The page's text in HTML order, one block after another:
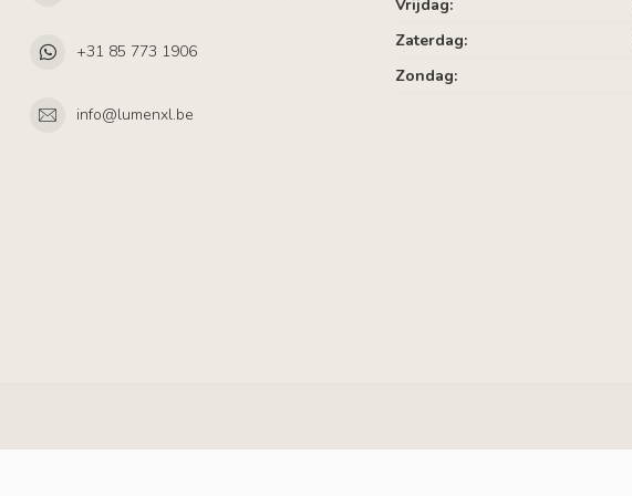
+31 85 773 1906
info@lumenxl.be
Vrijdag:
Zaterdag:
Zondag: